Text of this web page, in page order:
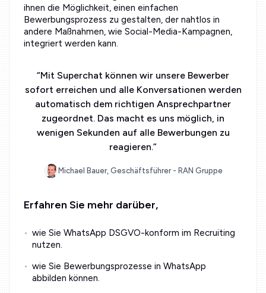
ihnen die Möglichkeit, einen einfachen
Bewerbungsprozess zu gestalten, der nahtlos in
andere Maßnahmen, wie Social-Media-Kampagnen,
integriert werden kann.
“Mit Superchat können wir unsere Bewerber
sofort erreichen und alle Konversationen werden
automatisch dem richtigen Ansprechpartner
zugeordnet. Das macht es uns möglich, in
wenigen Sekunden auf alle Bewerbungen zu
reagieren.”
Michael Bauer, Geschäftsführer - RAN Gruppe
Erfahren Sie mehr darüber,
wie Sie WhatsApp DSGVO-konform im Recruiting
nutzen.
wie Sie Bewerbungsprozesse in WhatsApp
abbilden können.